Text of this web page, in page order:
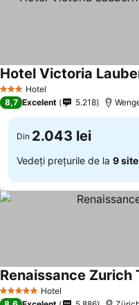
3 SteleHotel
8,7 Excelent 5.218
Din 2.043 lei
Vedeți prețurile de la 9
5 Stele Hotel
Renaissance Zurich